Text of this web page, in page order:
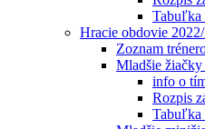
Tabuľka
Hracie obdovie
Zoznam
Mladšie
info o
Rozpis
Tabuľka